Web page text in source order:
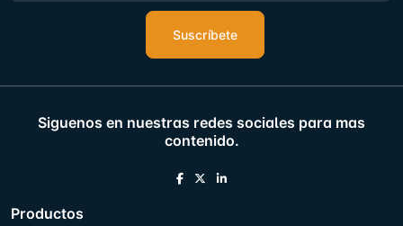
Suscríbete
Siguenos en nuestras redes sociales para mas
contenido.
Productos